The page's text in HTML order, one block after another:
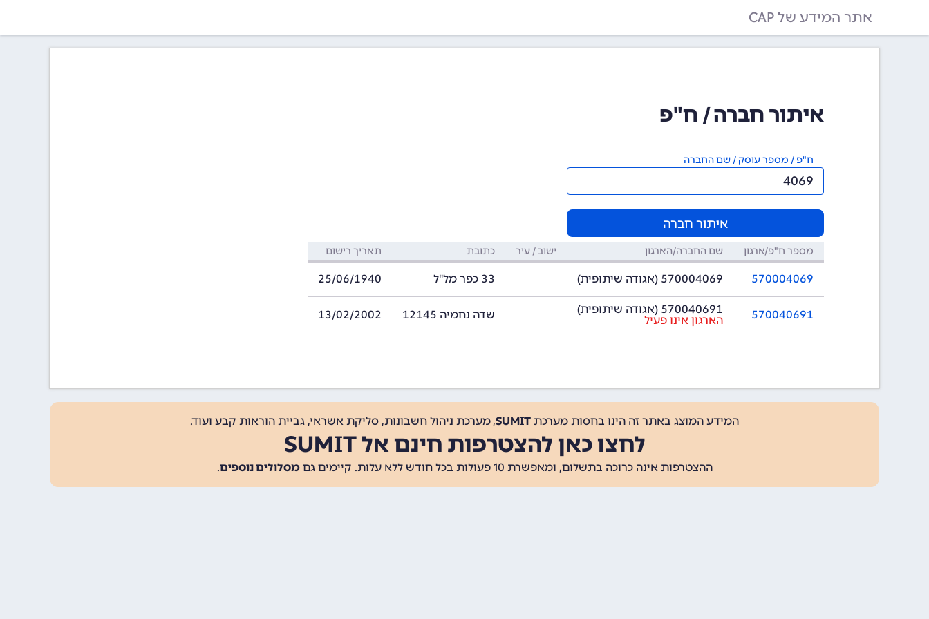
אתר המידע של CAP
איתור חברה / ח"פ
ח"פ / מספר עוסק / שם החברה
איתור חברה
מספר ח"פ/ארגון שם החברה/הארגון ישוב / עיר כתובת תאריך רישום
570004069 570004069 (אגודה שיתופית) 33 כפר מל"ל 25/06/1940
570040691
570040691 (אגודה שיתופית)
הארגון אינו פעיל
שדה נחמיה 12145 13/02/2002
המידע המוצג באתר זה הינו בחסות מערכת SUMIT, מערכת ניהול חשבונות, סליקת אשראי, גביית הוראות קבע ועוד.
לחצו כאן להצטרפות חינם אל SUMIT
ההצטרפות אינה כרוכה בתשלום, ומאפשרת 10 פעולות בכל חודש ללא עלות. קיימים גם מסלולים נוספים.